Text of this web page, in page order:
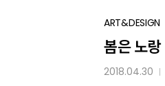
봄은
노랑
ART&DESIGN
봄은 노랑
2018.04.30